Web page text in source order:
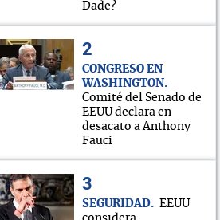
Dade?
CONGRESO EN
WASHINGTON
Comité del Senado de
EEUU declara en
desacato a Anthony
Fauci
SEGURIDAD
EEUU